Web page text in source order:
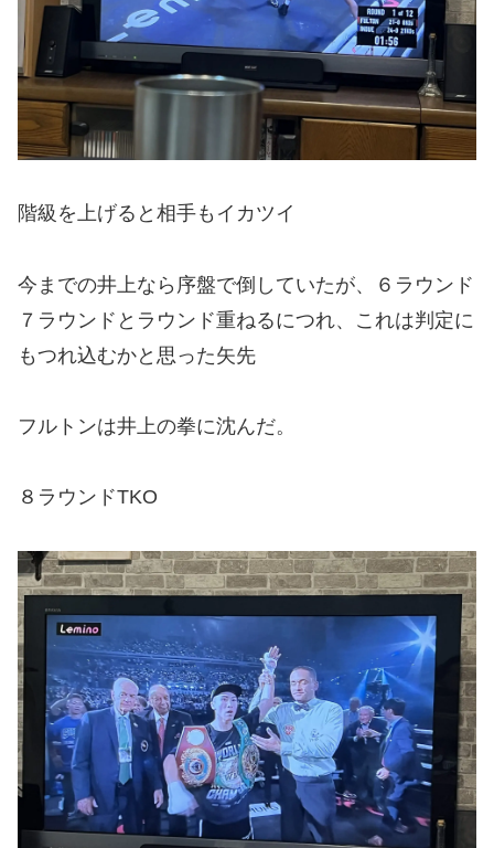
階級を上げると相手もイカツイ
今までの井上なら序盤で倒していたが、６ラウンド
７ラウンドとラウンド重ねるにつれ、これは判定に
もつれ込むかと思った矢先
フルトンは井上の拳に沈んだ。
８ラウンドTKO